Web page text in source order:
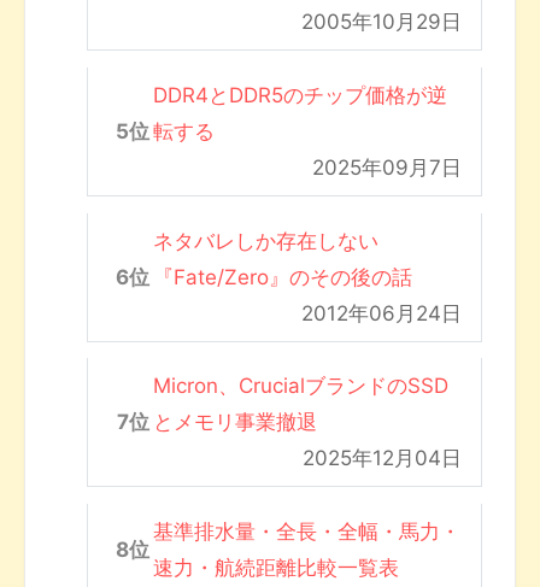
2005年10月29日
DDR4とDDR5のチップ価格が逆
転する
2025年09月7日
ネタバレしか存在しない
『Fate/Zero』のその後の話
2012年06月24日
Micron、CrucialブランドのSSD
とメモリ事業撤退
2025年12月04日
基準排水量・全長・全幅・馬力・
速力・航続距離比較一覧表